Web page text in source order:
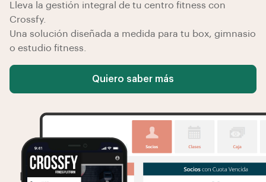
Lleva la gestión integral de tu centro fitness con
Crossfy.
Una solución diseñada a medida para tu box, gimnasio
o estudio fitness.
Quiero saber más